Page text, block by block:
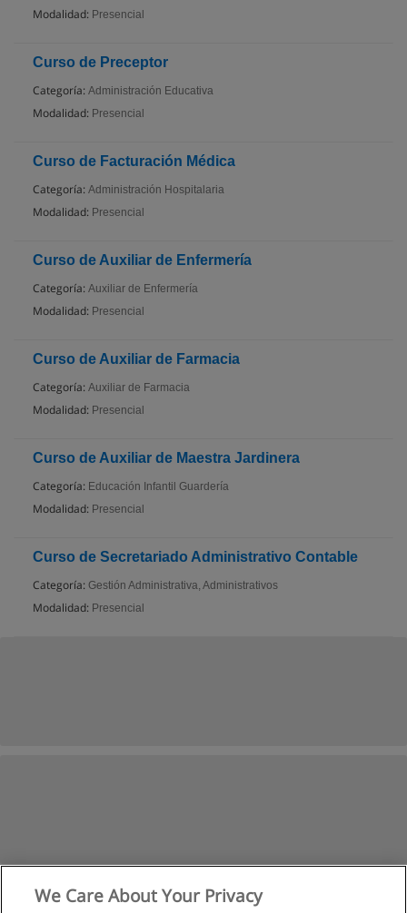
Modalidad: Presencial
Curso de Preceptor
Categoría: Administración Educativa
Modalidad: Presencial
Curso de Facturación Médica
Categoría: Administración Hospitalaria
Modalidad: Presencial
Curso de Auxiliar de Enfermería
Categoría: Auxiliar de Enfermería
Modalidad: Presencial
Curso de Auxiliar de Farmacia
Categoría: Auxiliar de Farmacia
Modalidad: Presencial
Curso de Auxiliar de Maestra Jardinera
Categoría: Educación Infantil Guardería
Modalidad: Presencial
Curso de Secretariado Administrativo Contable
Categoría: Gestión Administrativa, Administrativos
Modalidad: Presencial
We Care About Your Privacy